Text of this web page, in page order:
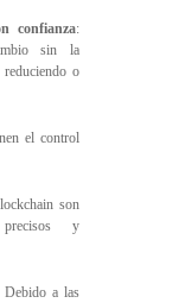
confianza:
sin la
o
el control
son
precisos y
Debido a las